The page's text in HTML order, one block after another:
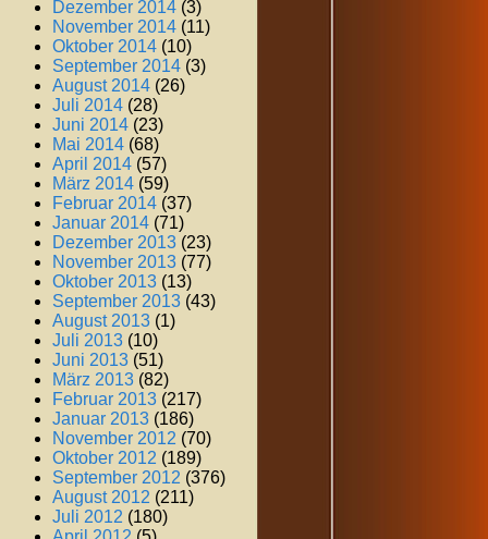
Dezember 2014 (3)
November 2014 (11)
Oktober 2014 (10)
September 2014 (3)
August 2014 (26)
Juli 2014 (28)
Juni 2014 (23)
Mai 2014 (68)
April 2014 (57)
März 2014 (59)
Februar 2014 (37)
Januar 2014 (71)
Dezember 2013 (23)
November 2013 (77)
Oktober 2013 (13)
September 2013 (43)
August 2013 (1)
Juli 2013 (10)
Juni 2013 (51)
März 2013 (82)
Februar 2013 (217)
Januar 2013 (186)
November 2012 (70)
Oktober 2012 (189)
September 2012 (376)
August 2012 (211)
Juli 2012 (180)